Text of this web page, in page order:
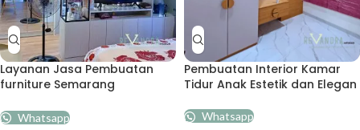
Layanan Jasa Pembuatan
furniture Semarang
Whatsapp
Pembuatan Interior Kamar
Tidur Anak Estetik dan Elegan
Whatsapp